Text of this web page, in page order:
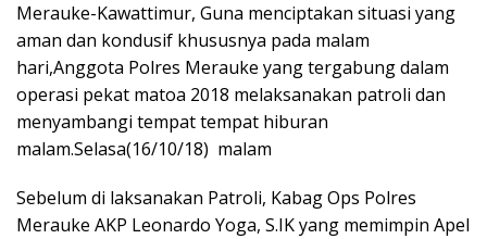
Merauke-Kawattimur, Guna menciptakan situasi yang
aman dan kondusif khususnya pada malam
hari,Anggota Polres Merauke yang tergabung dalam
operasi pekat matoa 2018 melaksanakan patroli dan
menyambangi tempat tempat hiburan
malam.Selasa(16/10/18) malam
Sebelum di laksanakan Patroli, Kabag Ops Polres
Merauke AKP Leonardo Yoga, S.IK yang memimpin Apel